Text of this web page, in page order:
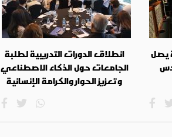
يصل
انطلاق الدورات التدريبية لطلبة
الجامعات حول الذكاء الاصطناعي
وتعزيز الحوار والكرامة الإنسانية